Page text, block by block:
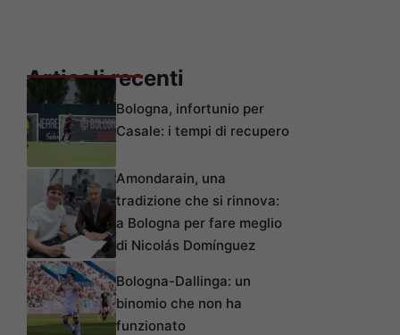
Articoli recenti
Bologna, infortunio per
Casale: i tempi di recupero
Amondarain, una
tradizione che si rinnova:
a Bologna per fare meglio
di Nicolás Domínguez
Bologna-Dallinga: un
binomio che non ha
funzionato